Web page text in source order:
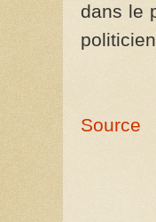
dans le
Source